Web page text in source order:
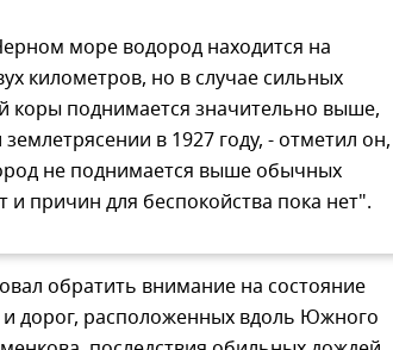
море водород находится на
километров, но в случае сильных
коры поднимается значительно выше,
в 1927 году, - отметил
не поднимается выше обычных
и причин для беспокойства пока нет".
обратить внимание на состояние
и дорог, расположенных вдоль Южного